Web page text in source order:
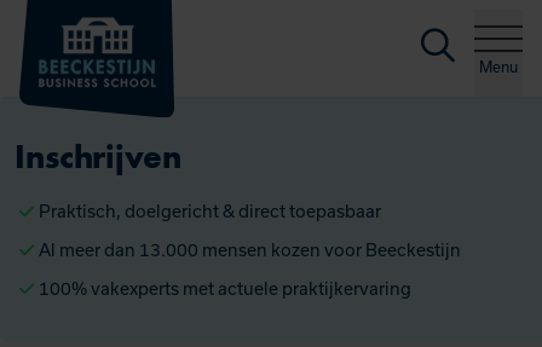
Ga naar de inhoud
Menu
Inschrijven
Praktisch, doelgericht & direct toepasbaar
Al meer dan 13.000 mensen kozen voor Beeckestijn
100% vakexperts met actuele praktijkervaring